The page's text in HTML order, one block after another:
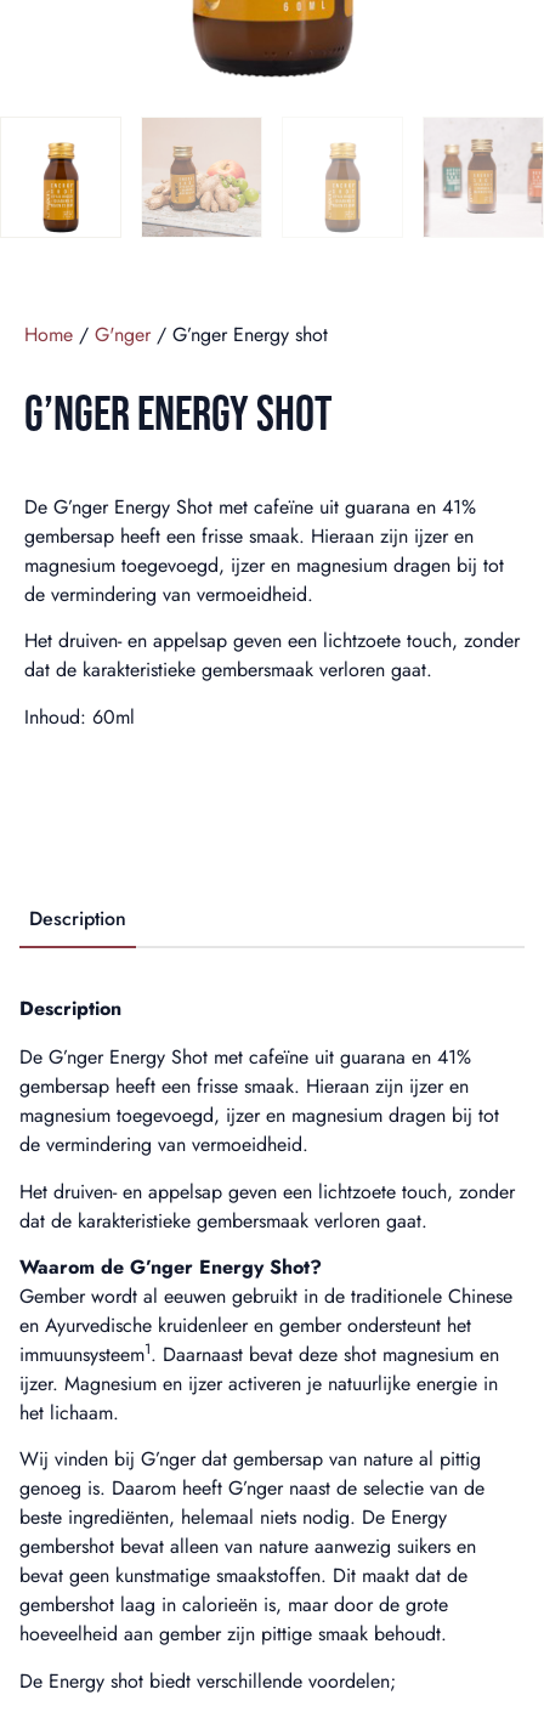
Home / G'nger / G’nger Energy shot
G’NGER ENERGY SHOT
De G’nger Energy Shot met cafeïne uit guarana en 41%
gembersap heeft een frisse smaak. Hieraan zijn ijzer en
magnesium toegevoegd, ijzer en magnesium dragen bij tot
de vermindering van vermoeidheid.
Het druiven- en appelsap geven een lichtzoete touch, zonder
dat de karakteristieke gembersmaak verloren gaat.
Inhoud: 60ml
Description
Description
De G’nger Energy Shot met cafeïne uit guarana en 41%
gembersap heeft een frisse smaak. Hieraan zijn ijzer en
magnesium toegevoegd, ijzer en magnesium dragen bij tot
de vermindering van vermoeidheid.
Het druiven- en appelsap geven een lichtzoete touch, zonder
dat de karakteristieke gembersmaak verloren gaat.
Waarom de G’nger Energy Shot?
Gember wordt al eeuwen gebruikt in de traditionele Chinese
en Ayurvedische kruidenleer en gember ondersteunt het
immuunsysteem1. Daarnaast bevat deze shot magnesium en
ijzer. Magnesium en ijzer activeren je natuurlijke energie in
het lichaam.
Wij vinden bij G’nger dat gembersap van nature al pittig
genoeg is. Daarom heeft G’nger naast de selectie van de
beste ingrediënten, helemaal niets nodig. De Energy
gembershot bevat alleen van nature aanwezig suikers en
bevat geen kunstmatige smaakstoffen. Dit maakt dat de
gembershot laag in calorieën is, maar door de grote
hoeveelheid aan gember zijn pittige smaak behoudt.
De Energy shot biedt verschillende voordelen;